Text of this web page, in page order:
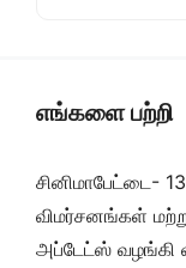
எங்களை பற்றி
சினிமாபேட்டை-
விமர்சனங்கள்
அப்டேட்ஸ் வழங்கி